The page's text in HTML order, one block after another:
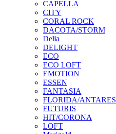
CAPELLA
CITY
CORAL ROCK
DACOTA/STORM
Delia
DELIGHT
ECO
ECO LOFT
EMOTION
ESSEN
FANTASIA
FLORIDA/ANTARES
FUTURIS
HIT/CORONA
LOFT